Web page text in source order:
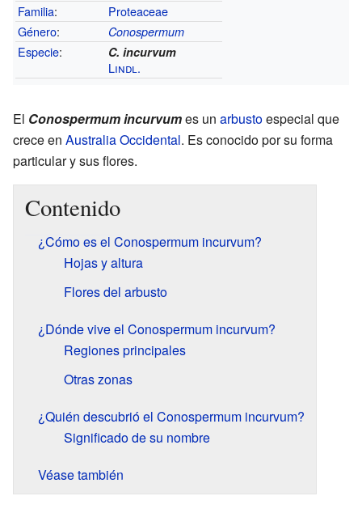
Familia:
Proteaceae
Género: Conospermum
Especie: C. incurvum
Lindl.
El Conospermum incurvumes un arbustoespecial que
crece en Australia Occidental. Es conocido por su forma
particular y sus flores.
Contenido
¿Cómo es el Conospermum incurvum?
Hojas y altura
Flores del arbusto
¿Dónde vive el Conospermum incurvum?
Regiones principales
Otras zonas
¿Quién descubrió el Conospermum incurvum?
Significado de su nombre
Véase también